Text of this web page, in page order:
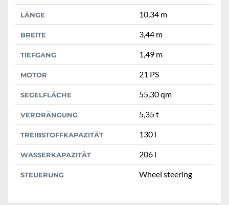
LÄNGE 10,34 m
BREITE 3,44 m
TIEFGANG 1,49 m
MOTOR 21 PS
SEGELFLÄCHE 55,30 qm
VERDRÄNGUNG 5,35 t
TREIBSTOFFKAPAZITÄT 130 l
WASSERKAPAZITÄT 206 l
STEUERUNG Wheel steering